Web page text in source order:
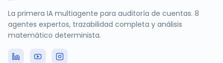
La primera IA multiagente para auditoría de cuentas. 8
agentes expertos, trazabilidad completa y análisis
matemático determinista.